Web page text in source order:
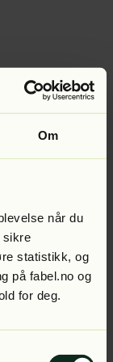
Om
når du
sikre
statistikk, og
på fabel.no og
for deg.